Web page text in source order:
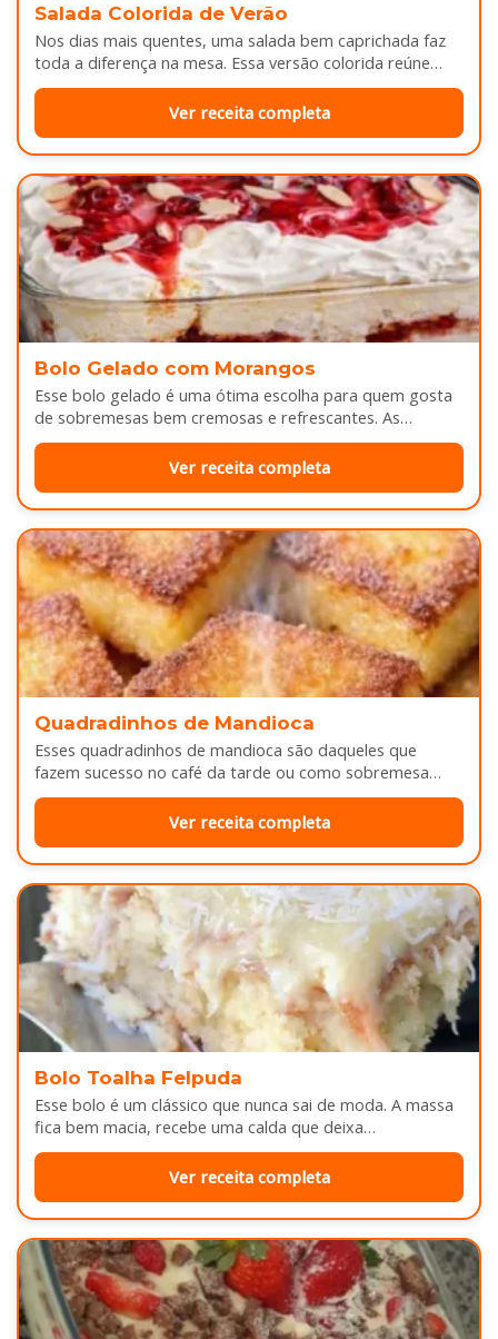
Salada Colorida de Verão
Nos dias mais quentes, uma salada bem caprichada faz
toda a diferença na mesa. Essa versão colorida reúne
legumes cozidos…
Ver receita completa
Bolo Gelado com Morangos
Esse bolo gelado é uma ótima escolha para quem gosta
de sobremesas bem cremosas e refrescantes. As
camadas de massa…
Ver receita completa
Quadradinhos de Mandioca
Esses quadradinhos de mandioca são daqueles que
fazem sucesso no café da tarde ou como sobremesa
depois do almoço. Por…
Ver receita completa
Bolo Toalha Felpuda
Esse bolo é um clássico que nunca sai de moda. A massa
fica bem macia, recebe uma calda que deixa…
Ver receita completa